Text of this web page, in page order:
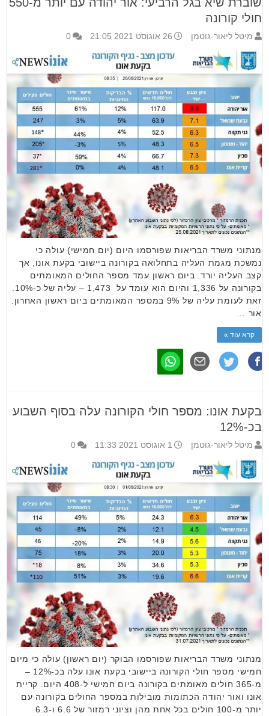
חולי קורונה
מיטל ליאור-גוטמן 26 אוגוסט 2021 21:05 0
מנתוני משרד הבריאות שפורסמו היום (יום חמישי) עולה כי
נמשכת מגמת העליה בתחלואה בקורונה ביישובי בקעת אונו, אך
קצב העליה יורד. ביום ראשון עמד מספר החולים המאומתים
זאת לעומת עליה של 9% במספר המאומתים ביום ראשון האחרון.
אור …
קרא עוד »
בקעת אונו: מספר חולי הקורונה עלה בסוף השבוע
בכ-12%
מיטל ליאור-גוטמן 1 אוגוסט 2021 11:33 0
מנתוני משרד הבריאות שפורסמו הבוקר (יום ראשון) עולה כי מיום
חמישי מספר חולי הקורונה ביישובי בקעת אונו עלה בכ-12% –
מ-365 חולים מאומתים בקורונה ביום חמישי ל-408 היום. קריית
אונו ואור יהודה הכתומות מובילות במספר החולים בקורונה עם
יותר מ-100 חולים בכל אחת מהן וציוני רמזור של 6.6 ו-6.3